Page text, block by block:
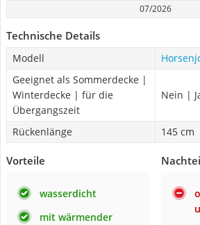
07/2026
Technische Details
Modell
Geeignet als Sommerdecke |
Winterdecke | für die
Übergangszeit
Nein |
Rückenlänge 145 cm
Vorteile
wasserdicht
mit wärmender